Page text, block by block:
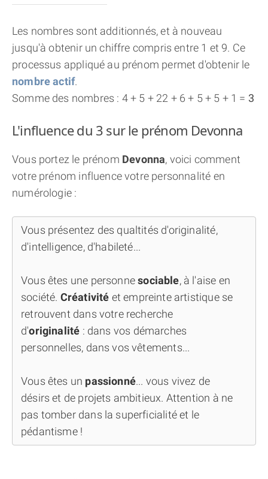
Les nombres sont additionnés, et à nouveau
jusqu'à obtenir un chiffre compris entre 1 et 9. Ce
processus appliqué au prénom permet d'obtenir le
nombre actif.
Somme des nombres : 4 + 5 + 22 + 6 + 5 + 5 + 1 = 3
L'influence du 3 sur le prénom Devonna
Vous portez le prénom Devonna, voici comment
votre prénom influence votre personnalité en
numérologie :
Vous présentez des qualtités d'originalité,
d'intelligence, d'habileté...
Vous êtes une personnesociable, à l'aise en
société. Créativité et empreinte artistique se
retrouvent dans votre recherche
d'originalité : dans vos démarches
personnelles, dans vos vêtements...
Vous êtes un passionné... vous vivez de
désirs et de projets ambitieux. Attention à ne
pas tomber dans la superficialité et le
pédantisme !